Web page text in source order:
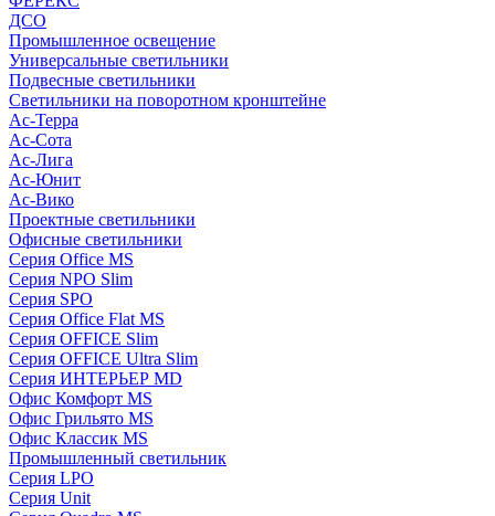
ДСО
Промышленное освещение
Универсальные светильники
Подвесные светильники
Светильники на поворотном кронштейне
Ас-Терра
Ас-Сота
Ас-Лига
Ас-Юнит
Ас-Вико
Проектные светильники
Офисные светильники
Серия Office MS
Серия NPO Slim
Серия SPO
Серия Office Flat MS
Серия OFFICE Slim
Серия OFFICE Ultra Slim
Серия ИНТЕРЬЕР MD
Офис Комфорт MS
Офис Грильято MS
Офис Классик MS
Промышленный светильник
Серия LPO
Серия Unit